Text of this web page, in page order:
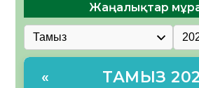
Жаңалықтар
« ТАМЫЗ